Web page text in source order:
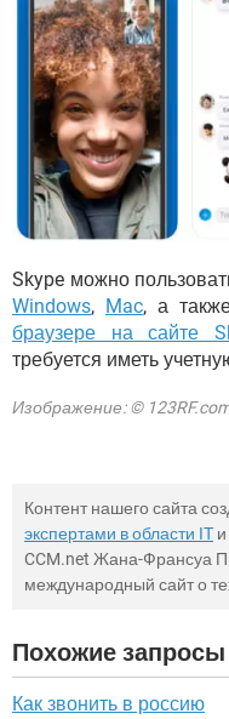
Skype можно
Windows, Mac, а
браузере на сайте
требуется иметь
Изображение: ©
Контент нашего сайта
экспертами в области IT
CCM.net Жана-Франсуа
международный сайт о
Похожие запросы
Как звонить в россию